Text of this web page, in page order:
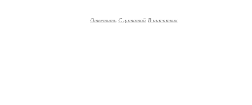
Ответить С цитатой В цитатник